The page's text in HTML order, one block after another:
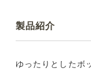
製品紹介
ゆったりとしたボ